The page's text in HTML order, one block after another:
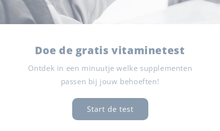
Doe de gratis vitaminetest
Ontdek in een minuutje welke supplementen
passen bij jouw behoeften!
Start de test